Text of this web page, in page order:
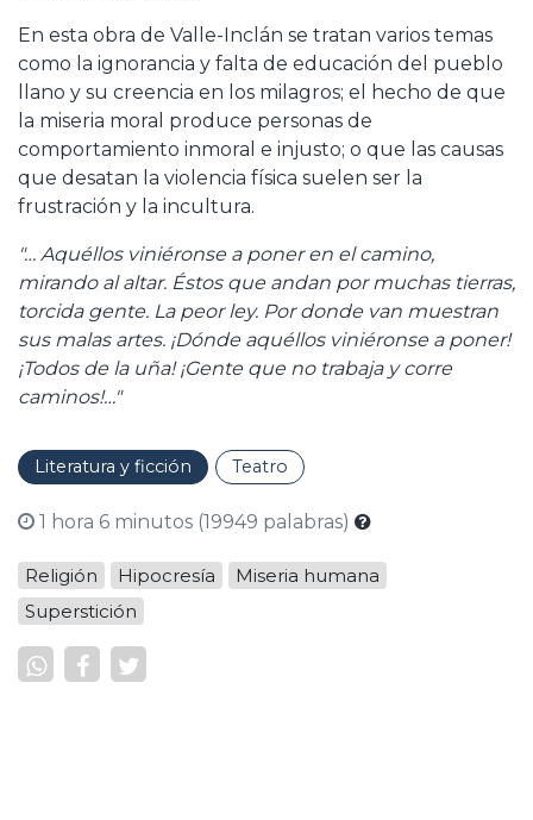
En esta obra de Valle-Inclán se tratan varios temas
como la ignorancia y falta de educación del pueblo
llano y su creencia en los milagros; el hecho de que
la miseria moral produce personas de
comportamiento inmoral e injusto; o que las causas
que desatan la violencia física suelen ser la
frustración y la incultura.
"… Aquéllos viniéronse a poner en el camino,
mirando al altar. Éstos que andan por muchas tierras,
torcida gente. La peor ley. Por donde van muestran
sus malas artes. ¡Dónde aquéllos viniéronse a poner!
¡Todos de la uña! ¡Gente que no trabaja y corre
caminos!…"
Literatura y ficción Teatro
1 hora 6 minutos (19949 palabras)
Religión Hipocresía
Miseria humana
Superstición